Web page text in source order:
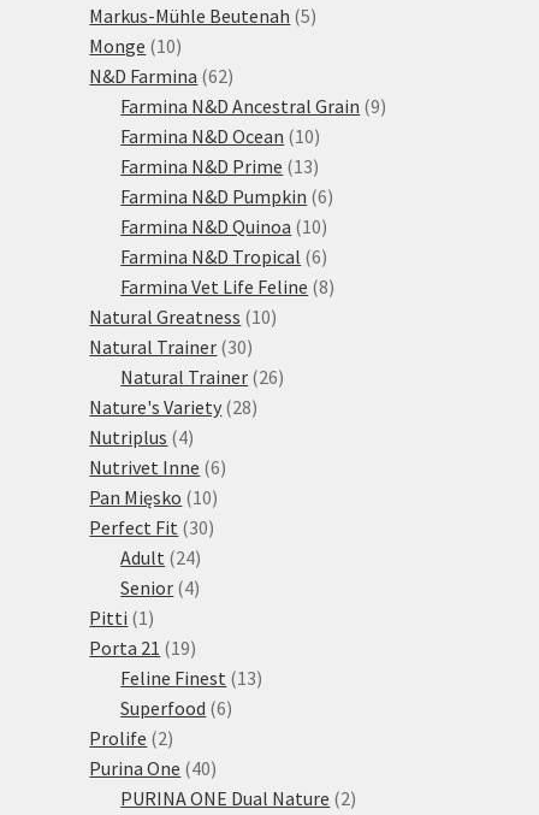
produktů
Markus-Mühle Beutenah 55
Monge 1010
produktů
N&D Farmina 6262
produktů
Farmina N&D Ancestral Grain 99
Farmina N&D Ocean 1010
produktů
Farmina N&D Prime 1313
produktů
Farmina N&D Pumpkin 66
Farmina N&D Quinoa 1010
produktů
Farmina N&D Tropical 66
produktů
Farmina Vet Life Feline 88
Natural Greatness 1010
Natural Trainer 3030
produktů
Natural Trainer 2626
Nature's Variety 2828
Nutriplus 44
produkty
Nutrivet Inne 66
Pan Mięsko 1010
produktů
Perfect Fit 3030
Adult 2424
produktů
Senior 44
Pitti 1 1
produkt
Porta 21 1919
produktů
Feline Finest 1313
Superfood 66
Prolife 22
produkty
Purina One 4040
produktů
PURINA ONE Dual Nature 22